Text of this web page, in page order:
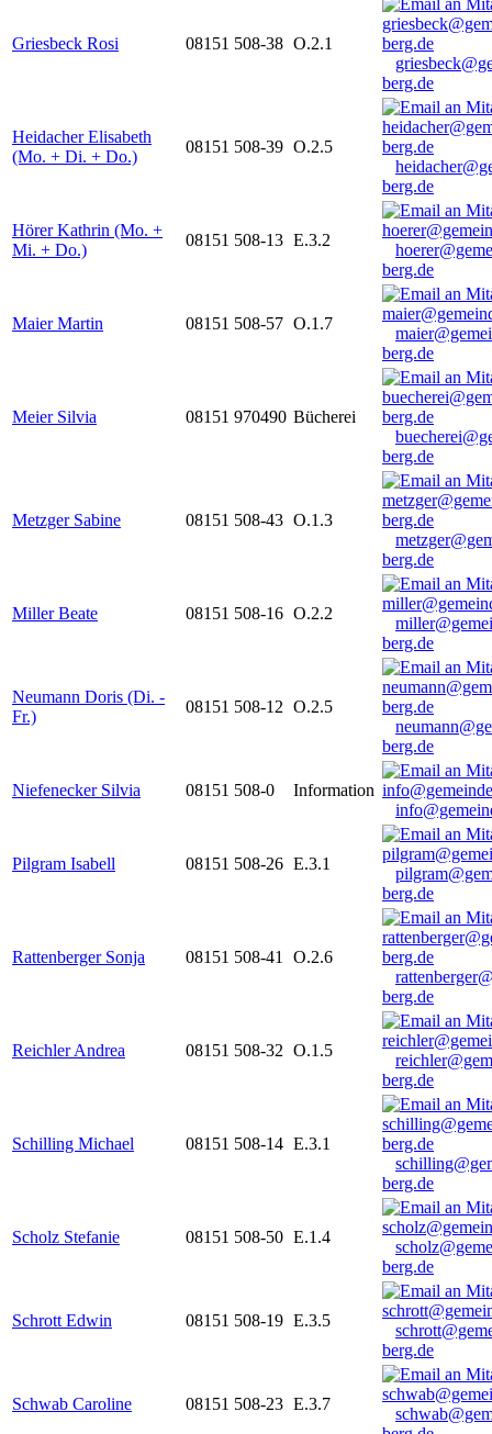
Griesbeck Rosi 08151 508-38 O.2.1
berg.de
Heidacher Elisabeth
(Mo. + Di. + Do.)
08151 508-39 O.2.5
berg.de
Hörer Kathrin (Mo. +
Mi. + Do.)
08151 508-13 E.3.2
berg.de
Maier Martin 08151 508-57 O.1.7
berg.de
Meier Silvia 08151 970490 Bücherei
berg.de
Metzger Sabine 08151 508-43 O.1.3
berg.de
Miller Beate 08151 508-16 O.2.2
berg.de
Neumann Doris (Di. -
Fr.)
08151 508-12 O.2.5
berg.de
Niefenecker Silvia 08151 508-0
Information
Pilgram Isabell 08151 508-26 E.3.1
berg.de
Rattenberger Sonja 08151 508-41
O.2.6
berg.de
Reichler Andrea 08151 508-32 O.1.5
berg.de
Schilling Michael 08151 508-14 E.3.1
berg.de
Scholz Stefanie 08151 508-50 E.1.4
berg.de
Schrott Edwin 08151 508-19 E.3.5
berg.de
Schwab Caroline 08151 508-23 E.3.7